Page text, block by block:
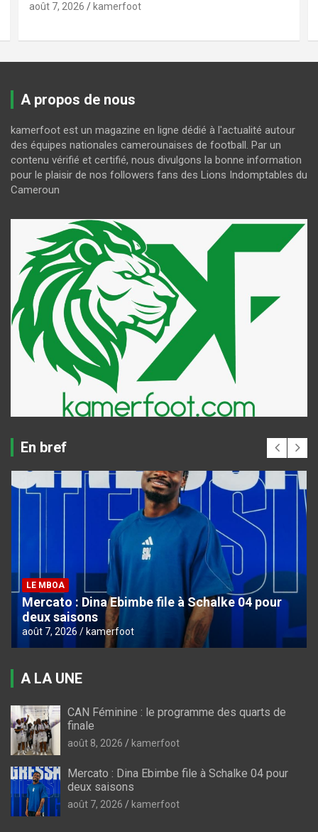
août 7, 2026 kamerfoot
A propos de nous
kamerfoot est un magazine en ligne dédié à l'actualité autour
des équipes nationales camerounaises de football. Par un
contenu vérifié et certifié, nous divulgons la bonne information
pour le plaisir de nos followers fans des Lions Indomptables du
Cameroun
En bref
LE MBOA
Mercato : Dina Ebimbe file à Schalke 04 pour
deux saisons
août 7, 2026 kamerfoot
A LA UNE
CAN Féminine : le programme des quarts de
finale
août 8, 2026 kamerfoot
Mercato : Dina Ebimbe file à Schalke 04 pour
deux saisons
août 7, 2026 kamerfoot